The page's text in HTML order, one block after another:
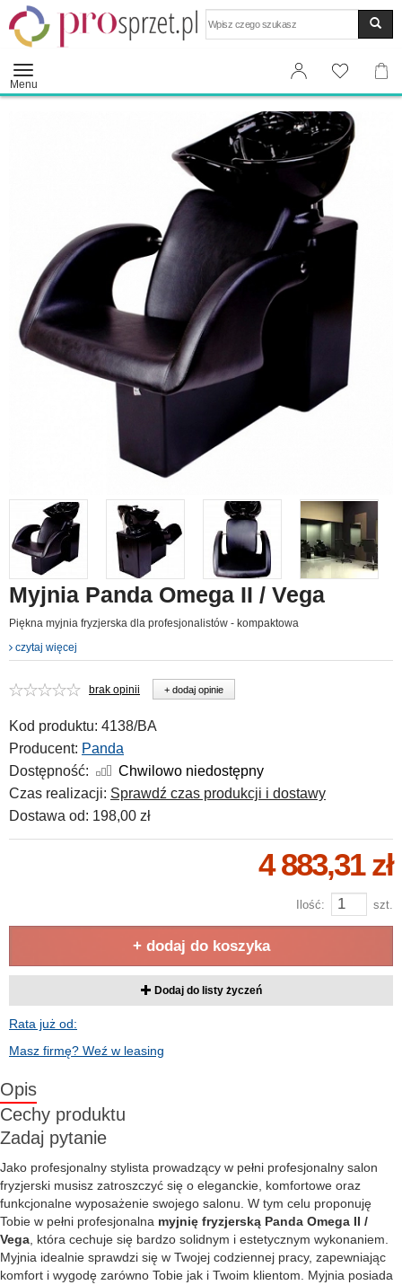
Menu
Myjnia Panda Omega II / Vega
Piękna myjnia fryzjerska dla profesjonalistów - kompaktowa
czytaj więcej
brak opinii + dodaj opinie
Kod produktu: 4138/BA
Producent: Panda
Dostępność:
Chwilowo niedostępny
Czas realizacji: Sprawdź czas produkcji i dostawy
Dostawa od: 198,00 zł
4 883,31 zł
Ilość: szt.
+ dodaj do koszyka
Dodaj do listy życzeń
Rata już od:
Masz firmę? Weź w leasing
Opis
Cechy produktu
Zadaj pytanie
Jako profesjonalny stylista prowadzący w pełni profesjonalny salon
fryzjerski musisz zatroszczyć się o eleganckie, komfortowe oraz
funkcjonalne wyposażenie swojego salonu. W tym celu proponuję
Tobie w pełni profesjonalna myjnię fryzjerską Panda Omega II /
Vega , która cechuje się bardzo solidnym i estetycznym wykonaniem.
Myjnia idealnie sprawdzi się w Twojej codziennej pracy, zapewniając
komfort i wygodę zarówno Tobie jak i Twoim klientom. Myjnia posiada